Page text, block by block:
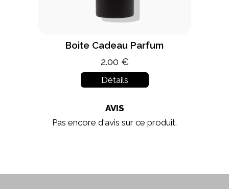
Boite Cadeau Parfum
2.00 €
Détails
AVIS
Pas encore d'avis sur ce produit.